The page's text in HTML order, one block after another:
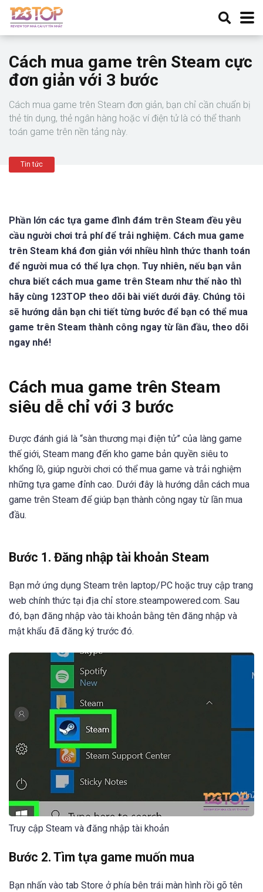
Cách mua game trên Steam cực
đơn giản với 3 bước
Cách mua game trên Steam đơn giản, bạn chỉ cần chuẩn bị
thẻ tín dụng, thẻ ngân hàng hoặc ví điện tử là có thể thanh
toán game trên nền tảng này.
Tin tức
Phần lớn các tựa game đình đám trên Steam đều yêu
cầu người chơi trả phí để trải nghiệm. Cách mua game
trên Steam khá đơn giản với nhiều hình thức thanh toán
để người mua có thể lựa chọn. Tuy nhiên, nếu bạn vẫn
chưa biết cách mua game trên Steam như thế nào thì
hãy cùng 123TOP theo dõi bài viết dưới đây. Chúng tôi
sẽ hướng dẫn bạn chi tiết từng bước để bạn có thể mua
game trên Steam thành công ngay từ lần đầu, theo dõi
ngay nhé!
Cách mua game trên Steam
siêu dễ chỉ với 3 bước
Được đánh giá là “sàn thương mại điện tử” của làng game
thế giới, Steam mang đến kho game bản quyền siêu to
khổng lồ, giúp người chơi có thể mua game và trải nghiệm
những tựa game đỉnh cao. Dưới đây là hướng dẫn cách mua
game trên Steam để giúp bạn thành công ngay từ lần mua
đầu.
Bước 1. Đăng nhập tài khoản Steam
Bạn mở ứng dụng Steam trên laptop/PC hoặc truy cập trang
web chính thức tại địa chỉ store.steampowered.com. Sau
đó, bạn đăng nhập vào tài khoản bằng tên đăng nhập và
mật khẩu đã đăng ký trước đó.
Truy cập Steam và đăng nhập tài khoản
Bước 2. Tìm tựa game muốn mua
Bạn nhấn vào tab Store ở phía bên trái màn hình rồi gõ tên